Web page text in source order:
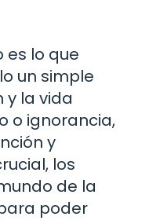
es lo que
un simple
la vida
o ignorancia,
y
los
de la
poder